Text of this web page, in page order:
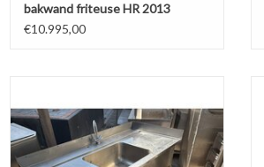
bakwand friteuse HR 2013
€10.995,00
Schoongemaakt voor Levering
TOEVOEGEN AAN WINKELWAGEN